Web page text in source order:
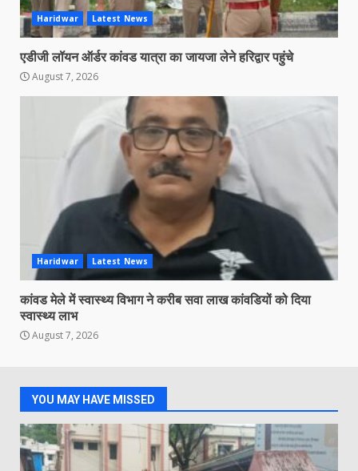
Haridwar Latest News
एडीजी लॉयन ऑर्डर कांवड यात्रा का जायजा लेने हरिद्वार पहुंचे
August 7, 2026
Haridwar Latest News
कांवड मेले में स्वास्थ्य विभाग ने करीब सवा लाख कांवडियों को दिया
स्वास्थ्य लाभ
August 7, 2026
YOU MAY HAVE MISSED